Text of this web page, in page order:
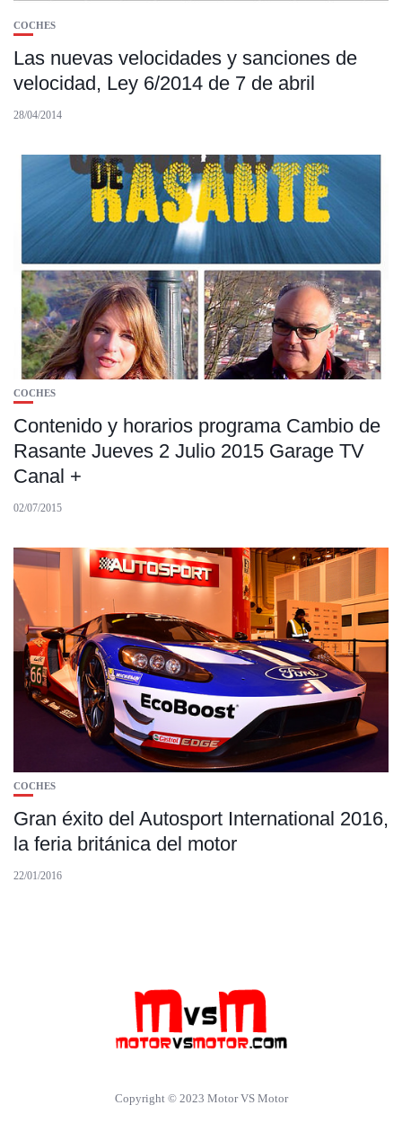
COCHES
Las nuevas velocidades y sanciones de
velocidad, Ley 6/2014 de 7 de abril
28/04/2014
COCHES
Contenido y horarios programa Cambio de
Rasante Jueves 2 Julio 2015 Garage TV
Canal +
02/07/2015
COCHES
Gran éxito del Autosport International 2016,
la feria británica del motor
22/01/2016
Copyright © 2023 Motor VS Motor